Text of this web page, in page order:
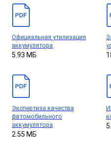
Официальная утилизация
аккумулятора
5.93 МБ
Экспертиза качества
фвтомобильного
аккумулятора
2.55 МБ